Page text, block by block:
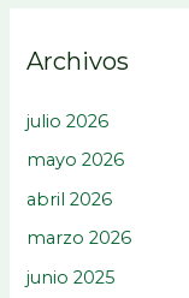
Archivos
julio 2026
mayo 2026
abril 2026
marzo 2026
junio 2025